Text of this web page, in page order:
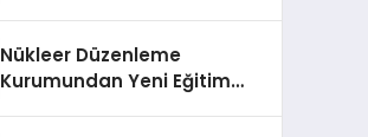
Nükleer Düzenleme
Kurumundan Yeni Eğitim